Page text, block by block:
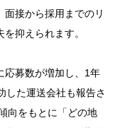
面接から採用までのリ
抑えられます。
応募数が増加し、1年
した運送会社も報告さ
向をもとに「どの地